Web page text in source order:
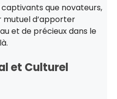
que novateurs,
mutuel d’apporter
et de précieux dans le
et Culturel